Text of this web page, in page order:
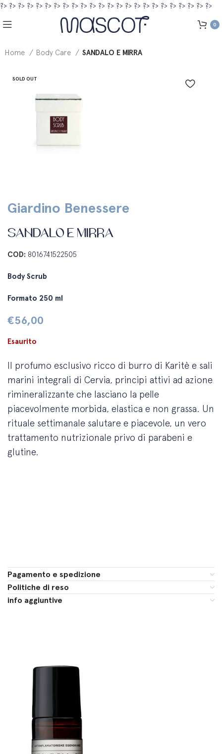
?> ?> ?> ?> ?> ?> ?> ?> ?> ?> ?> ?> ?> ?> ?> ?> ?> ?> ?> ?> ?> ?> ?> ?>
0
Home Body Care SANDALO E MIRRA
SOLD OUT
Giardino Benessere
SANDALO E MIRRA
COD: 8016741522505
Body Scrub
Formato 250 ml
€56,00
Esaurito
Il profumo esclusivo ricco di burro di Karitè e sali
marini integrali di Cervia, principi attivi ad azione
rimineralizzante che lasciano la pelle
piacevolmente morbida, elastica e non grassa. Un
rituale settimanale salutare e piacevole, un vero
trattamento nutrizionale privo di parabeni e
glutine.
Pagamento e spedizione
Politiche di reso
info aggiuntive